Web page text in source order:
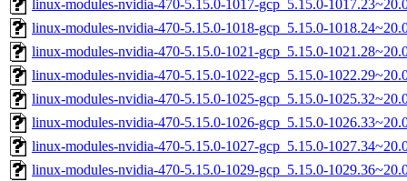
linux-modules-nvidia-470-5.15.0-1017-gcp_5.15.0-
linux-modules-nvidia-470-5.15.0-1018-gcp_5.15.0-
linux-modules-nvidia-470-5.15.0-1021-gcp_5.15.0-
linux-modules-nvidia-470-5.15.0-1022-gcp_5.15.0-
linux-modules-nvidia-470-5.15.0-1025-gcp_5.15.0-
linux-modules-nvidia-470-5.15.0-1026-gcp_5.15.0-
linux-modules-nvidia-470-5.15.0-1027-gcp_5.15.0-
linux-modules-nvidia-470-5.15.0-1029-gcp_5.15.0-